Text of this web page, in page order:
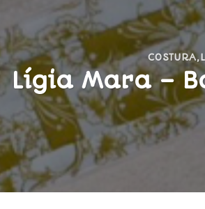
COSTURA,
Lígia Mara –